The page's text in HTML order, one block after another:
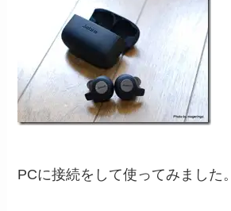
PCに接続をして使ってみました。